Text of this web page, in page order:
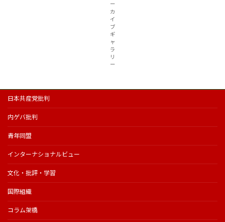
ー
カ
イ
ブ
ギ
ャ
ラ
リ
ー
日本共産党批判
内ゲバ批判
青年同盟
インターナショナルビュー
文化・批評・学習
国際組織
コラム架橋